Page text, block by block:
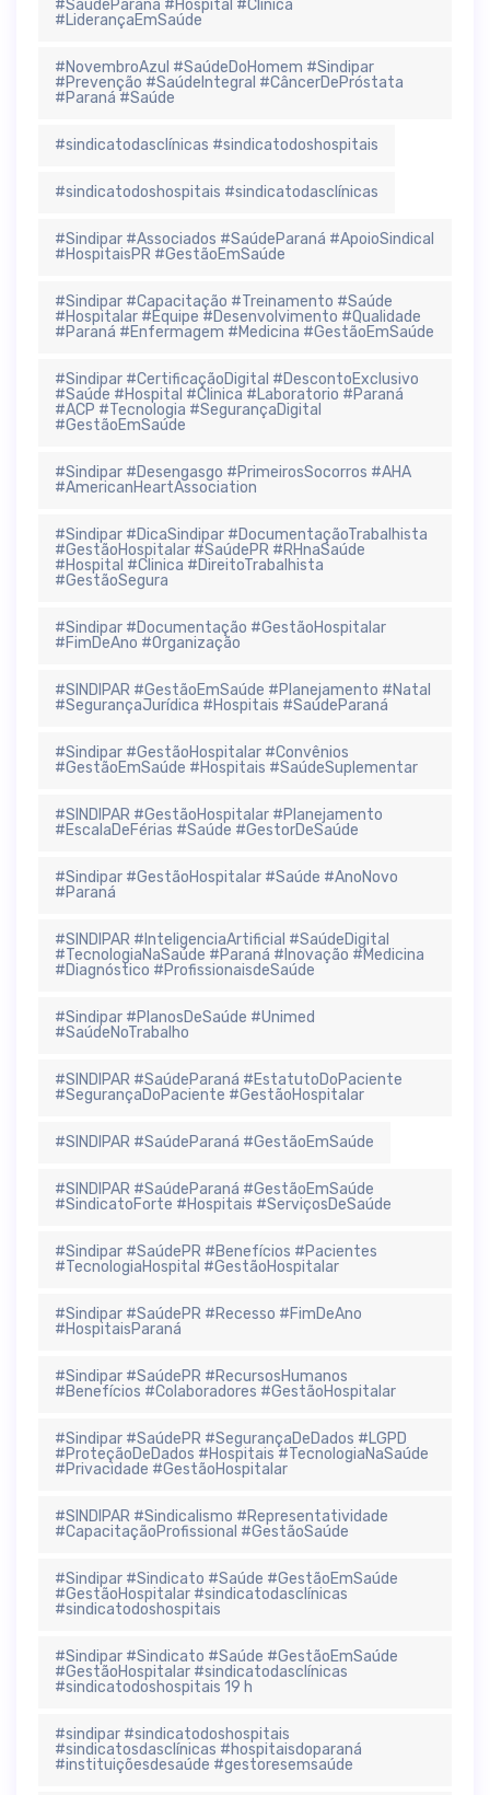
#SaúdeParaná #Hospital #Clínica
#LiderançaEmSaúde
#NovembroAzul #SaúdeDoHomem #Sindipar
#Prevenção #SaúdeIntegral #CâncerDePróstata
#Paraná #Saúde
#sindicatodasclínicas #sindicatodoshospitais
#sindicatodoshospitais #sindicatodasclínicas
#Sindipar #Associados #SaúdeParaná #ApoioSindical
#HospitaisPR #GestãoEmSaúde
#Sindipar #Capacitação #Treinamento #Saúde
#Hospitalar #Equipe #Desenvolvimento #Qualidade
#Paraná #Enfermagem #Medicina #GestãoEmSaúde
#Sindipar #CertificaçãoDigital #DescontoExclusivo
#Saúde #Hospital #Clinica #Laboratorio #Paraná
#ACP #Tecnologia #SegurançaDigital
#GestãoEmSaúde
#Sindipar #Desengasgo #PrimeirosSocorros #AHA
#AmericanHeartAssociation
#Sindipar #DicaSindipar #DocumentaçãoTrabalhista
#GestãoHospitalar #SaúdePR #RHnaSaúde
#Hospital #Clinica #DireitoTrabalhista
#GestãoSegura
#Sindipar #Documentação #GestãoHospitalar
#FimDeAno #Organização
#SINDIPAR #GestãoEmSaúde #Planejamento #Natal
#SegurançaJurídica #Hospitais #SaúdeParaná
#Sindipar #GestãoHospitalar #Convênios
#GestãoEmSaúde #Hospitais #SaúdeSuplementar
#SINDIPAR #GestãoHospitalar #Planejamento
#EscalaDeFérias #Saúde #GestorDeSaúde
#Sindipar #GestãoHospitalar #Saúde #AnoNovo
#Paraná
#SINDIPAR #InteligenciaArtificial #SaúdeDigital
#TecnologiaNaSaúde #Paraná #Inovação #Medicina
#Diagnóstico #ProfissionaisdeSaúde
#Sindipar #PlanosDeSaúde #Unimed
#SaúdeNoTrabalho
#SINDIPAR #SaúdeParaná #EstatutoDoPaciente
#SegurançaDoPaciente #GestãoHospitalar
#SINDIPAR #SaúdeParaná #GestãoEmSaúde
#SINDIPAR #SaúdeParaná #GestãoEmSaúde
#SindicatoForte #Hospitais #ServiçosDeSaúde
#Sindipar #SaúdePR #Benefícios #Pacientes
#TecnologiaHospital #GestãoHospitalar
#Sindipar #SaúdePR #Recesso #FimDeAno
#HospitaisParaná
#Sindipar #SaúdePR #RecursosHumanos
#Benefícios #Colaboradores #GestãoHospitalar
#Sindipar #SaúdePR #SegurançaDeDados #LGPD
#ProteçãoDeDados #Hospitais #TecnologiaNaSaúde
#Privacidade #GestãoHospitalar
#SINDIPAR #Sindicalismo #Representatividade
#CapacitaçãoProfissional #GestãoSaúde
#Sindipar #Sindicato #Saúde #GestãoEmSaúde
#GestãoHospitalar #sindicatodasclínicas
#sindicatodoshospitais
#Sindipar #Sindicato #Saúde #GestãoEmSaúde
#GestãoHospitalar #sindicatodasclínicas
#sindicatodoshospitais 19 h
#sindipar #sindicatodoshospitais
#sindicatosdasclínicas #hospitaisdoparaná
#instituiçõesdesaúde #gestoresemsaúde